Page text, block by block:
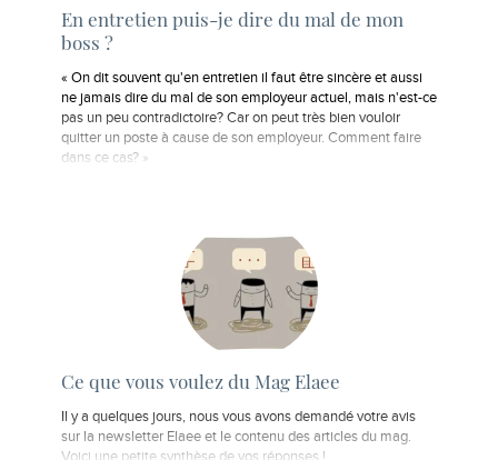
En entretien puis-je dire du mal de mon
boss ?
« On dit souvent qu'en entretien il faut être sincère et aussi
ne jamais dire du mal de son employeur actuel, mais n'est-ce
pas un peu contradictoire? Car on peut très bien vouloir
quitter un poste à cause de son employeur. Comment faire
dans ce cas? »
Ce que vous voulez du Mag Elaee
Il y a quelques jours, nous vous avons demandé votre avis
sur la newsletter Elaee et le contenu des articles du mag.